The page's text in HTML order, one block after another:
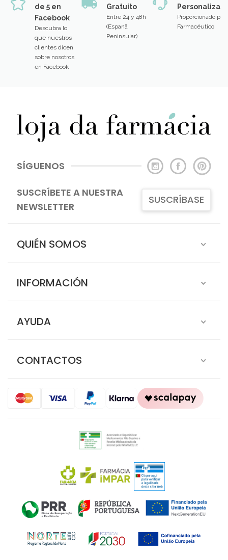
de 5 en
Facebook
Descubra lo
que nuestros
clientes dicen
sobre nosotros
en Facebook
Gratuito
Entre 24 y 48h
(Espanã
Peninsular)
Proporcionado por
Farmacéutico
SÍGUENOS
SUSCRÍBETE A NUESTRA
NEWSLETTER
SUSCRÍBASE
QUIÉN SOMOS
INFORMACIÓN
AYUDA
CONTACTOS